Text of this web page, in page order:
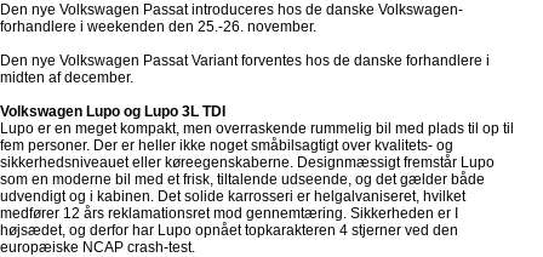
Den nye Volkswagen Passat introduceres hos de danske Volkswagen-
forhandlere i weekenden den 25.-26. november.
Den nye Volkswagen Passat Variant forventes hos de danske forhandlere i
midten af december.
Volkswagen Lupo og Lupo 3L TDI
Lupo er en meget kompakt, men overraskende rummelig bil med plads til op til
fem personer. Der er heller ikke noget småbilsagtigt over kvalitets- og
sikkerhedsniveauet eller køreegenskaberne. Designmæssigt fremstår Lupo
som en moderne bil med et frisk, tiltalende udseende, og det gælder både
udvendigt og i kabinen. Det solide karrosseri er helgalvaniseret, hvilket
medfører 12 års reklamationsret mod gennemtæring. Sikkerheden er I
højsædet, og derfor har Lupo opnået topkarakteren 4 stjerner ved den
europæiske NCAP crash-test.